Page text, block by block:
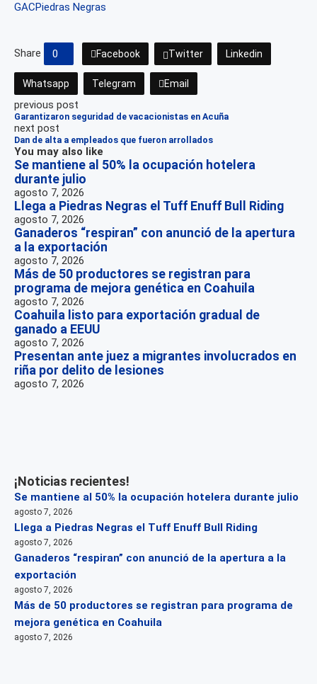
GACPiedras Negras
Share 0 Facebook Twitter Linkedin
Whatsapp Telegram Email
previous post
Garantizaron seguridad de vacacionistas en Acuña
next post
Dan de alta a empleados que fueron arrollados
You may also like
Se mantiene al 50% la ocupación hotelera
durante julio
agosto 7, 2026
Llega a Piedras Negras el Tuff Enuff Bull Riding
agosto 7, 2026
Ganaderos “respiran” con anunció de la apertura
a la exportación
agosto 7, 2026
Más de 50 productores se registran para
programa de mejora genética en Coahuila
agosto 7, 2026
Coahuila listo para exportación gradual de
ganado a EEUU
agosto 7, 2026
Presentan ante juez a migrantes involucrados en
riña por delito de lesiones
agosto 7, 2026
¡Noticias recientes!
Se mantiene al 50% la ocupación hotelera durante julio
agosto 7, 2026
Llega a Piedras Negras el Tuff Enuff Bull Riding
agosto 7, 2026
Ganaderos “respiran” con anunció de la apertura a la
exportación
agosto 7, 2026
Más de 50 productores se registran para programa de
mejora genética en Coahuila
agosto 7, 2026